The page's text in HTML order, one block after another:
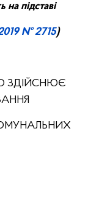
на підставі
№ 2715)
ЗДІЙСНЮЄ